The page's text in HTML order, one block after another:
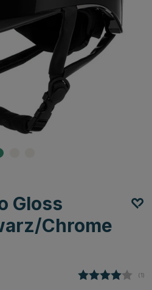
Gloss
Chrome
(1)